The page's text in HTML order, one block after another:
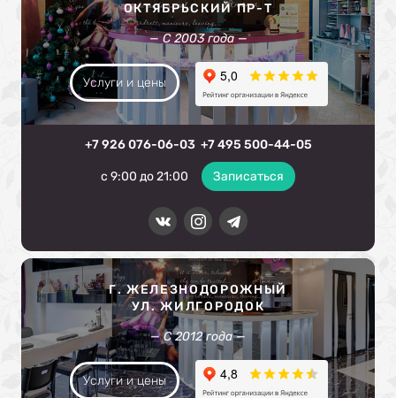
ОКТЯБРЬСКИЙ ПР-Т
С 2003 года
Услуги и цены
+7 926 076-06-03 +7 495 500-44-05
с 9:00 до 21:00 Записаться
Г. ЖЕЛЕЗНОДОРОЖНЫЙ
УЛ. ЖИЛГОРОДОК
С 2012 года
Услуги и цены